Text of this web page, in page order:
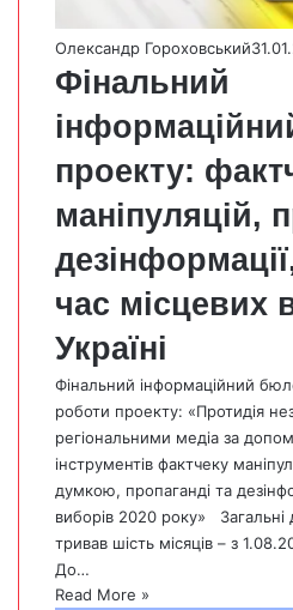
Олександр Гороховський
Фінальний
проекту:
маніпуляцій,
час місцевих
Україні
Фінальний інформаційний
роботи проекту: «Протидія
регіональними медіа за
інструментів фактчеку
думкою, пропаганді та
виборів 2020 року» Загальні
тривав шість місяців – з
До…
Read More »